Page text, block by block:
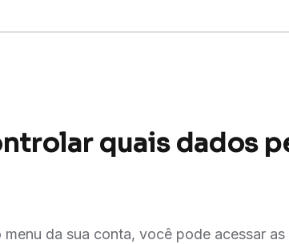
quais dados
da sua conta, você pode acessar